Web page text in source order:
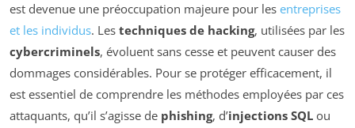
est devenue une préoccupation majeure pour les entreprises
et les individus. Les techniques de hacking, utilisées par les
cybercriminels, évoluent sans cesse et peuvent causer des
dommages considérables. Pour se protéger efficacement, il
est essentiel de comprendre les méthodes employées par ces
attaquants, qu’il s’agisse de phishing, d’injections SQL ou